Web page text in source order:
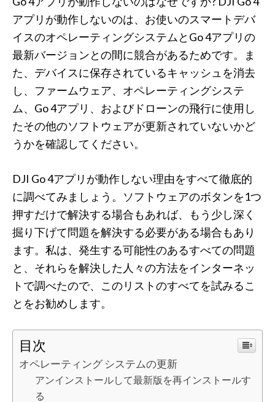
アプリが動作しないのは、お使いのスマートデバ
イスのオペレーティングシステムとGo 4アプリの
最新バージョンとの間に競合があるためです。ま
た、デバイスに保存されているキャッシュを消去
し、ファームウェア、オペレーティングシステ
ム、Go 4アプリ、およびドローンの飛行に使用し
たその他のソフトウェアが更新されていないかど
うかを確認してください。
DJI Go 4アプリが動作しない理由をすべて徹底的
に調べてみましょう。ソフトウェアのボタンを1つ
押すだけで解決する場合もあれば、もう少し深く
掘り下げて問題を解決する必要がある場合もあり
ます。私は、発生する可能性のあるすべての問題
と、それらを解決した人々の方法をインターネッ
トで調べたので、このリストのすべてを試みるこ
とをお勧めします。
目次
オペレーティング システムの更新
アンインストールして最新版を再インストールす
る